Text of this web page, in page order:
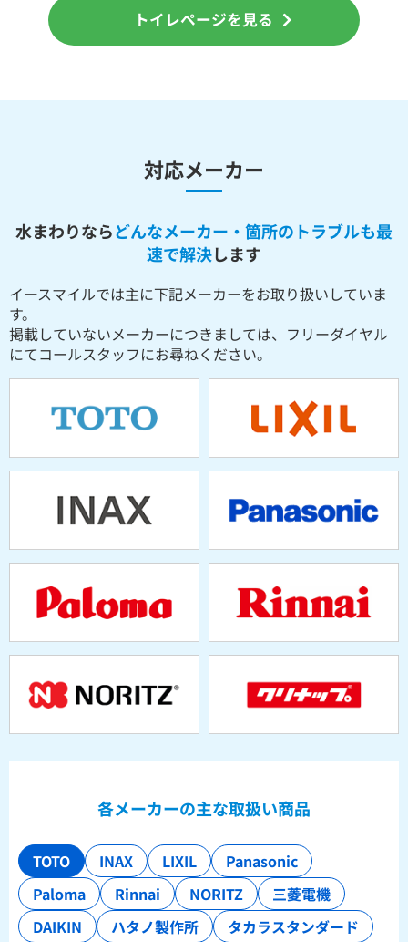
トイレページを見る
対応メーカー
水まわりならどんなメーカー・箇所のトラブルも最
速で解決します
イースマイルでは主に下記メーカーをお取り扱いしていま
す。
掲載していないメーカーにつきましては、フリーダイヤル
にてコールスタッフにお尋ねください。
各メーカーの主な取扱い商品
TOTO INAX LIXIL
Panasonic
Paloma
Rinnai NORITZ
三菱電機
DAIKIN
ハタノ製作所
タカラスタンダード